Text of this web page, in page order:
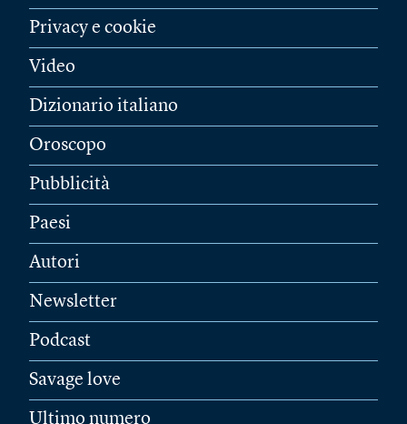
Privacy e cookie
Video
Dizionario italiano
Oroscopo
Pubblicità
Paesi
Autori
Newsletter
Podcast
Savage love
Ultimo numero